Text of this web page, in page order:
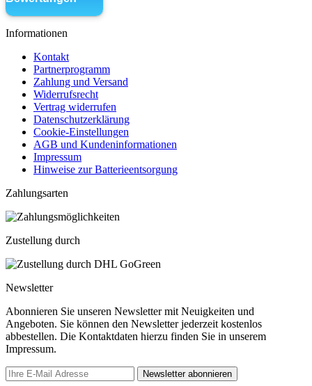
Informationen
Kontakt
Partnerprogramm
Zahlung und Versand
Widerrufsrecht
Vertrag widerrufen
Datenschutzerklärung
Cookie-Einstellungen
AGB und Kundeninformationen
Impressum
Hinweise zur Batterieentsorgung
Zahlungsarten
Zustellung durch
Newsletter
Abonnieren Sie unseren Newsletter mit Neuigkeiten und
Angeboten. Sie können den Newsletter jederzeit kostenlos
abbestellen. Die Kontaktdaten hierzu finden Sie in unserem
Impressum.
Newsletter abonnieren